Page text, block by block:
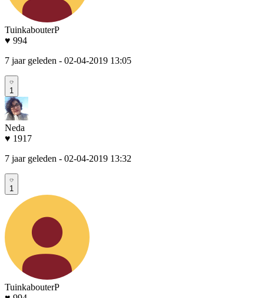
TuinkabouterP
♥ 994
7 jaar geleden - 02-04-2019 13:05
1
Neda
♥ 1917
7 jaar geleden - 02-04-2019 13:32
1
TuinkabouterP